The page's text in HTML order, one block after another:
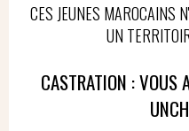
CES JEUNES MAROCAINS
UN
CASTRATION : VOUS